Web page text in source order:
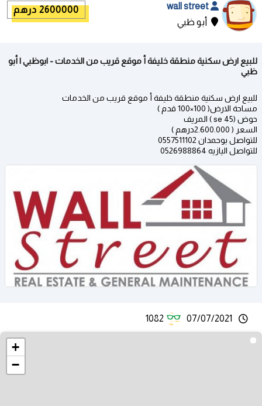
أبو ظبي
2600000 درهم
للبيع ارض سكنية منطقة خليفة أ موقع قريب من الخدمات - ابوظبي | أبو
ظبي
للبيع ارض سكنية منطقة خليفة أ موقع قريب من الخدمات
مساحة الارض( 100×100 قدم )
حوض (45 se ) المريف
السعر ( 2.600.000درهم )
للتواصل بوحمدان 0557511102
للتواصل اليازيه 0526988864
07/07/2021
1082
+
−